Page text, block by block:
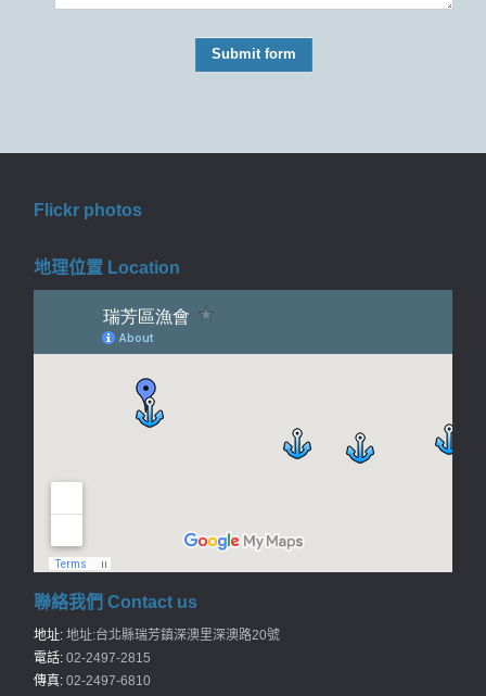
Flickr photos
地理位置 Location
聯絡我們 Contact us
地址: 地址:台北縣瑞芳鎮深澳里深澳路20號
電話: 02-2497-2815
傳真: 02-2497-6810